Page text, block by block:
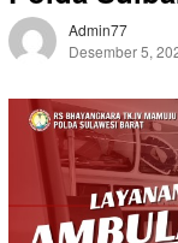
Admin77
Desember 5,